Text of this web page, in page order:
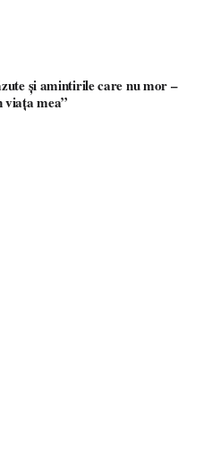
și amintirile care nu mor –
viața mea”